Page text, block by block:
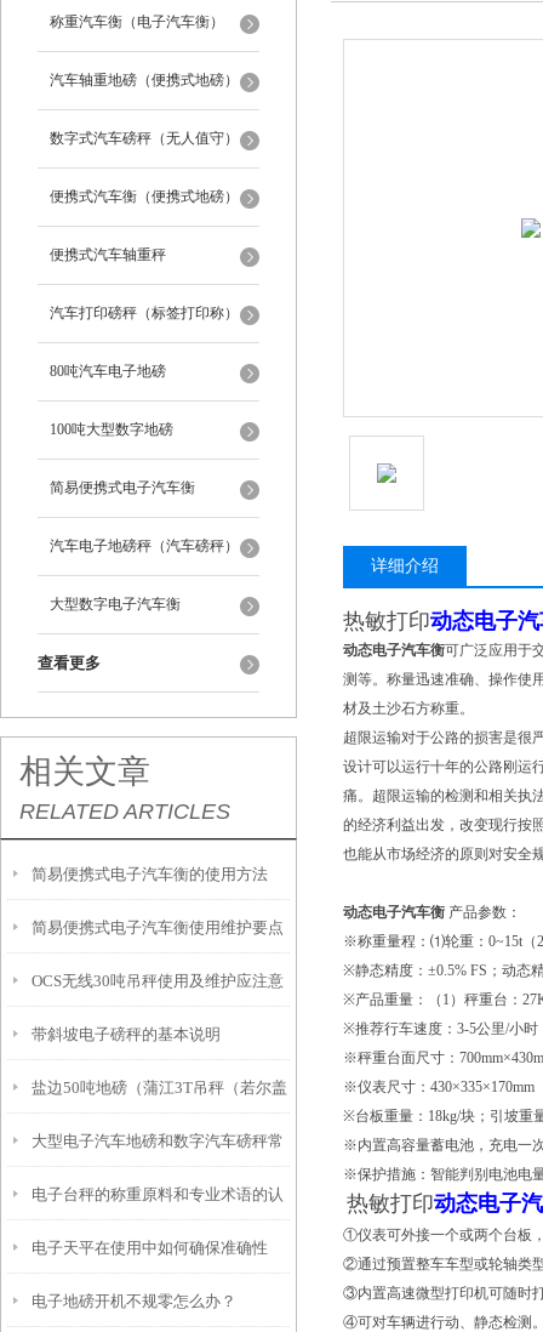
秤称重汽车衡（电子汽车衡）
汽车轴重地磅（便携式地磅）
数字式汽车磅秤（无人值守）
便携式汽车衡（便携式地磅）
便携式汽车轴重秤
汽车打印磅秤（标签打印称）
80吨汽车电子地磅
100吨大型数字地磅
简易便携式电子汽车衡
汽车电子地磅秤（汽车磅秤）
大型数字电子汽车衡
查看更多
相关文章
RELATED ARTICLES
简易便携式电子汽车衡的使用方法
简易便携式电子汽车衡使用维护要点
OCS无线30吨吊秤使用及维护应注意
重点要素
带斜坡电子磅秤的基本说明
盐边50吨地磅（蒲江3T吊秤（若尔盖
轨道电子称）沿滩120T汽车衡维修
大型电子汽车地磅和数字汽车磅秤常
见问题及排除故障方案
电子台秤的称重原料和专业术语的认
识
电子天平在使用中如何确保准确性
电子地磅开机不规零怎么办？
详细介绍
热敏打印动态电子
动态电子汽车衡可广泛应用于
测等。称量迅速准确、操作使
材及土沙石方称重。
超限运输对于公路的损害是很
设计可以运行十年的公路刚运
痛。超限运输的检测和相关执
的经济利益出发，改变现行按
也能从市场经济的原则对安全
动态电子汽车衡 产品参数：
※称重量程：⑴轮重：0~15t（
※静态精度：±0.5% FS；动态
※产品重量：（1）秤重台：
※推荐行车速度：3-5公里/小时
※秤重台面尺寸：
※仪表尺寸：430×335×170mm
※台板重量：18kg/块；引坡重
※内置高容量蓄电池，充电一
※保护措施：智能判别电池电
热敏打印动态电子
①仪表可外接一个或两个台板
②通过预置整车车型或轮轴类
③内置高速微型打印机可随时
④可对车辆进行动、静态检测